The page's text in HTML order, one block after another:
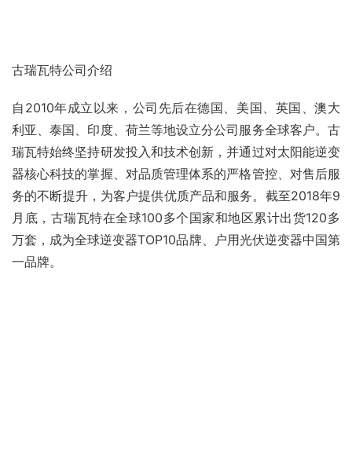
古瑞瓦特公司介绍
自2010年成立以来，公司先后在德国、美国、英国、澳大
利亚、泰国、印度、荷兰等地设立分公司服务全球客户。古
瑞瓦特始终坚持研发投入和技术创新，并通过对太阳能逆变
器核心科技的掌握、对品质管理体系的严格管控、对售后服
务的不断提升，为客户提供优质产品和服务。截至2018年9
月底，古瑞瓦特在全球100多个国家和地区累计出货120多
万套，成为全球逆变器TOP10品牌、户用光伏逆变器中国第
一品牌。